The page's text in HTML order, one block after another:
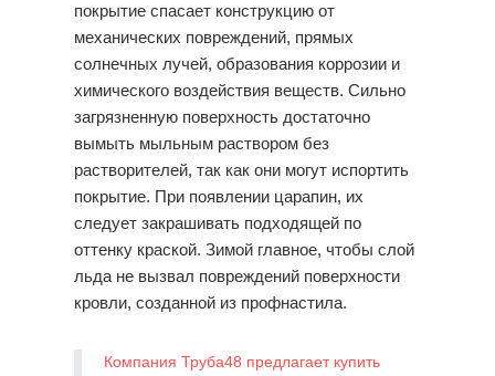
покрытие спасает конструкцию от
механических повреждений, прямых
солнечных лучей, образования коррозии и
химического воздействия веществ. Сильно
загрязненную поверхность достаточно
вымыть мыльным раствором без
растворителей, так как они могут испортить
покрытие. При появлении царапин, их
следует закрашивать подходящей по
оттенку краской. Зимой главное, чтобы слой
льда не вызвал повреждений поверхности
кровли, созданной из профнастила.
Компания Труба48 предлагает купить